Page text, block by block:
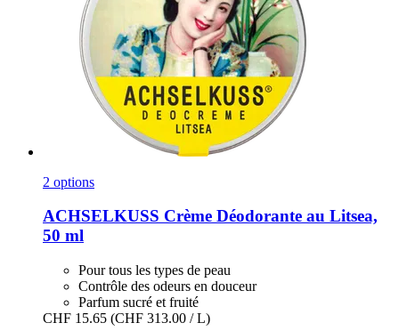
2 options
ACHSELKUSS Crème Déodorante au Litsea,
50 ml
Pour tous les types de peau
Contrôle des odeurs en douceur
Parfum sucré et fruité
CHF 15.65 (CHF 313.00 / L)